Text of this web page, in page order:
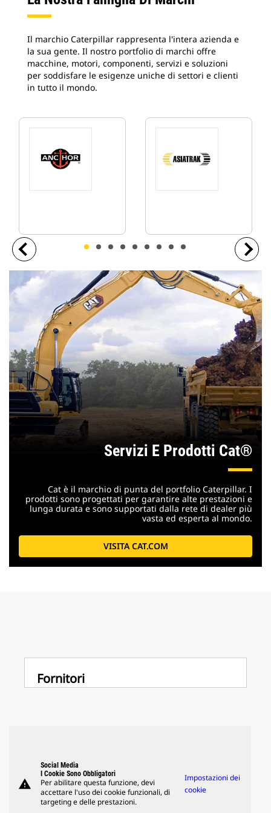
Il marchio Caterpillar rappresenta l'intera azienda e
la sua gente. Il nostro portfolio di marchi offre
macchine, motori, componenti, servizi e soluzioni
per soddisfare le esigenze uniche di settori e clienti
in tutto il mondo.
Servizi E Prodotti Cat®
Cat è il marchio di punta del portfolio Caterpillar. I
prodotti sono progettati per garantire alte prestazioni e
lunga durata e sono supportati dalla rete di dealer più
vasta ed esperta al mondo.
VISITA CAT.COM
Fornitori
warning
Social Media
I Cookie Sono Obbligatori
Per abilitare questa funzione, devi
accettare l'uso dei cookie funzionali, di
targeting e delle prestazioni.
Impostazioni dei
cookie